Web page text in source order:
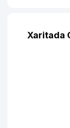
Xaritada